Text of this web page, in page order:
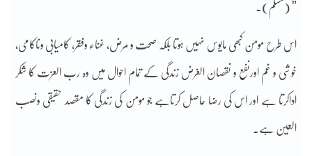
” (مسلم)۔
اس طرح مومن کبھی مایوس نہیں ہوتا بلکہ صحت و مرض، غناء وفقر، کامیابی وناکامی،
خوشی و غم اورنفع و نقصان الغرض زندگی کے تمام احوال میں وہ رب العزت کا شکر
اداکرتا ہے اور اس کی رضا حاصل کرتاہے جو مومن کی زندگی کا مقصد حقیقی ونصب
العین ہے۔